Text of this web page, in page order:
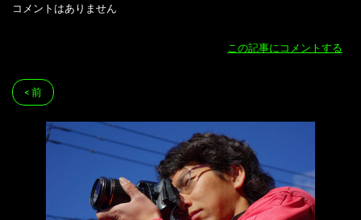
コメントはありません
この記事にコメントする
< 前